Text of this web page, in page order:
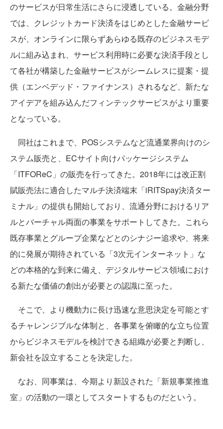
のサービスが日常生活にさらに浸透している。金融分野
では、クレジットカード決済をはじめとした金融サービ
スが、オンラインに限らずあらゆる既存のビジネスモデ
ルに組み込まれ、サービス利用時に必要な決済手段とし
て各社が構築した金融サービスがシームレスに提案・提
供（エンベデッド・ファイナンス）されるなど、新たな
アイデアを組み込んだフィンテックサービスがより重要
となっている。
同社はこれまで、POSシステムなど流通業界向けのシ
ステム販売と、ECサイト向けパッケージシステム
「ITFOReC」の販売を行ってきた。2018年には改正割
賦販売法に適合したマルチ決済端末「iRITSpay決済ター
ミナル」の提供も開始しており、流通分野におけるリア
ルとバーチャル両面の事業をサポートしてきた。これら
既存事業とグループ企業などとのシナジー追求や、将来
的に発展が期待されている「3次元インターネット」な
どの本格的な到来に備え、デジタルサービス領域におけ
る新たな価値の創出が必要との認識に至った。
そこで、より機動力に長け迅速な意思決定を可能とす
るチャレンジブルな体制と、各事業を俯瞰的な立ち位置
からビジネスモデルを検討できる組織が必要と判断し、
新会社を設立することを決定した。
なお、同事業は、今期より新設された「新規事業推進
室」の活動の一環としてスタートするものだという。